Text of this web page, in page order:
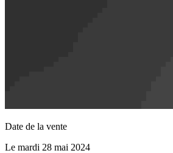
Date de la vente
Le mardi 28 mai 2024